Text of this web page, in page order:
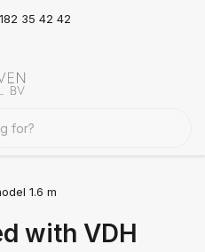
35 42 42
1.6 m
with VDH